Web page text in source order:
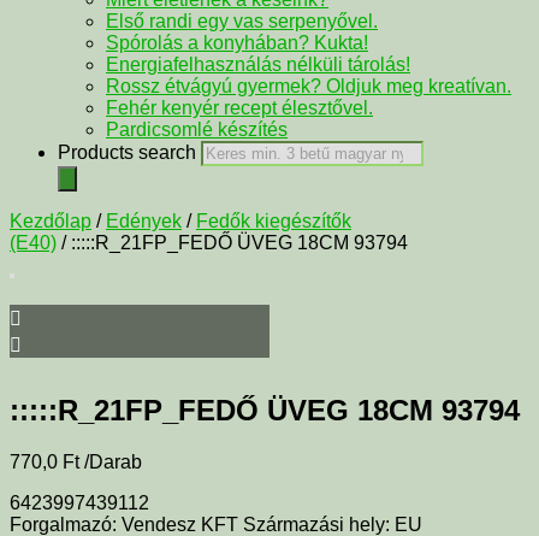
Első randi egy vas serpenyővel.
Spórolás a konyhában? Kukta!
Energiafelhasználás nélküli tárolás!
Rossz étvágyú gyermek? Oldjuk meg kreatívan.
Fehér kenyér recept élesztővel.
Pardicsomlé készítés
Products search
Kezdőlap / Edények / Fedők kiegészítők
(E40) / :::::R_21FP_FEDŐ ÜVEG 18CM 93794
:::::R_21FP_FEDŐ ÜVEG 18CM 93794
770,0 Ft /Darab
6423997439112
Forgalmazó: Vendesz KFT Származási hely: EU